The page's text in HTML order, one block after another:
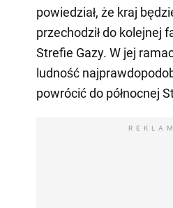
powiedział, że kraj
przechodził do kolejnej
Strefie Gazy. W jej
ludność
powrócić do północnej